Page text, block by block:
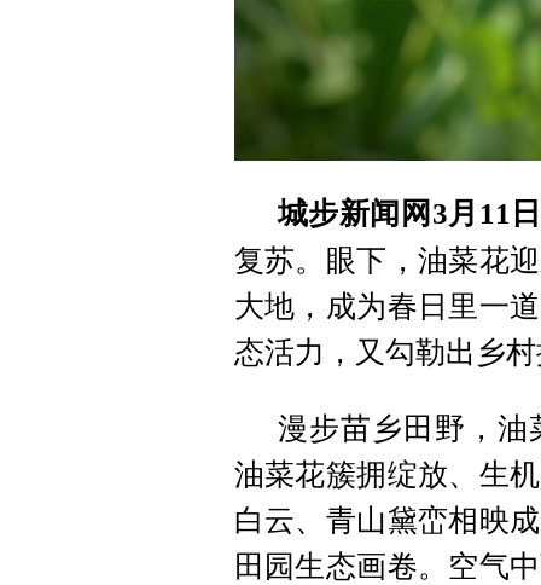
城步新闻网3月11
复苏。眼下，油菜花
大地，成为春日里一
态活力，又勾勒出乡
漫步苗乡田野，油
油菜花簇拥绽放、生
白云、青山黛峦相映
田园生态画卷。空气